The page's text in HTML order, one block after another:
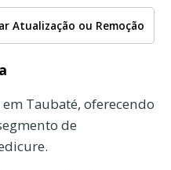
Atualização ou Remoção
Taubaté, oferecendo
de